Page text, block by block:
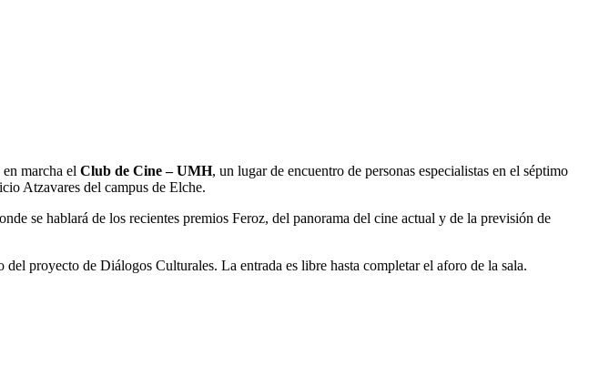
marcha el Club de Cine – UMH, un lugar de encuentro de personas especialistas en el séptimo
Atzavares del campus de Elche.
se hablará de los recientes premios Feroz, del panorama del cine actual y de la previsión de
proyecto de Diálogos Culturales. La entrada es libre hasta completar el aforo de la sala.